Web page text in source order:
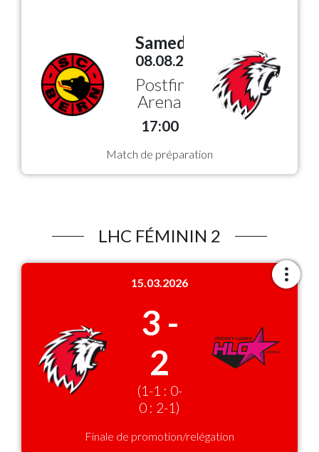
Samedi
08.08.2026
Postfinance
Arena
17:00
Match de préparation
LHC FÉMININ 2
15.03.2026
3 -
2
(1-1 : 0-
0 : 2-1)
Finale de promotion/relégation